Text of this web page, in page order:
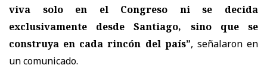
viva solo en el Congreso ni se decida
exclusivamente desde Santiago, sino que se
construya en cada rincón del país”, señalaron en
un comunicado.